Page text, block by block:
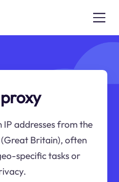
IP addresses from the
Britain), often
specific tasks or